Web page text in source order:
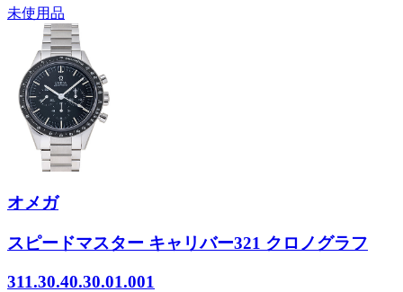
未使用品
オメガ
スピードマスター キャリバー321 クロノグラフ
311.30.40.30.01.001